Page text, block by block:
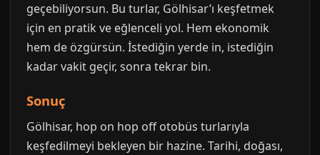
geçebiliyorsun. Bu turlar, Gölhisar’ı keşfetmek
için en pratik ve eğlenceli yol. Hem ekonomik
hem de özgürsün. İstediğin yerde in, istediğin
kadar vakit geçir, sonra tekrar bin.
Sonuç
Gölhisar, hop on hop off otobüs turlarıyla
keşfedilmeyi bekleyen bir hazine. Tarihi, doğası,